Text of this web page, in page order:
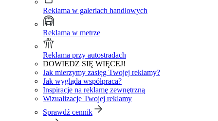
Reklama w galeriach handlowych
Reklama w metrze
Reklama przy autostradach
DOWIEDZ SIĘ WIĘCEJ!
Jak mierzymy zasięg Twojej reklamy?
Jak wygląda współpraca?
Inspiracje na reklamę zewnętrzną
Wizualizacje Twojej reklamy
Sprawdź cennik